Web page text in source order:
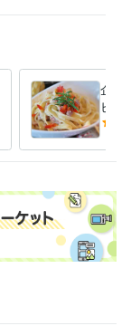
企業
ピ開
た料